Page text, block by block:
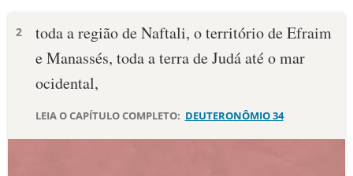
PALAVRA DO DIA
DEVOCIONAL DIÁRIO
2
toda a região de Naftali, o território de Efraim
e Manassés, toda a terra de Judá até o mar
ocidental,
LEIA O CAPÍTULO COMPLETO: DEUTERONÔMIO 34